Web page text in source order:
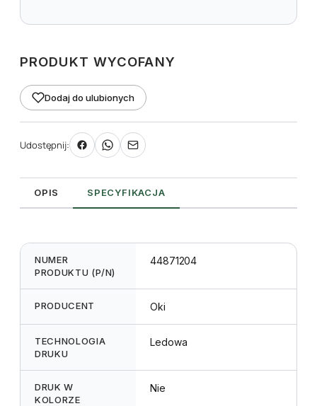
PRODUKT WYCOFANY
Dodaj do ulubionych
Udostępnij:
OPIS SPECYFIKACJA
NUMER
PRODUKTU (P/N)
44871204
PRODUCENT Oki
TECHNOLOGIA
DRUKU
Ledowa
DRUK W
KOLORZE
Nie